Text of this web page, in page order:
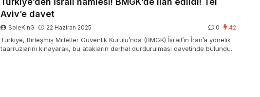
Aviv’e davet
SoleKinG 22 Haziran 2025 0 42
Türkiye, Birleşmiş Milletler Güvenlik Kurulu’nda (BMGK) İsrail’in İran’a yönelik
taarruzlarını kınayarak, bu atakların derhal durdurulması davetinde bulundu.